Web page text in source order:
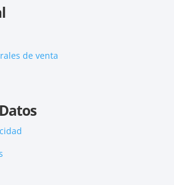
de venta